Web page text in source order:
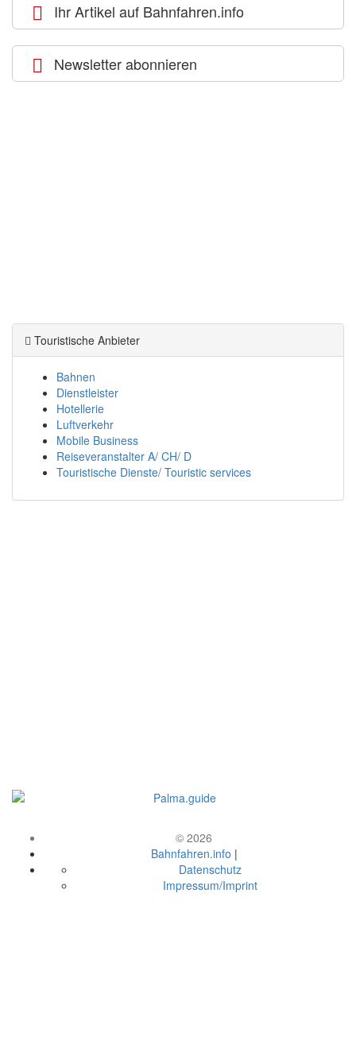
Ihr Artikel auf Bahnfahren.info
Newsletter abonnieren
Touristische Anbieter
Bahnen
Dienstleister
Hotellerie
Luftverkehr
Mobile Business
Reiseveranstalter A/ CH/ D
Touristische Dienste/ Touristic services
© 2026
Bahnfahren.info |
Datenschutz
Impressum/Imprint